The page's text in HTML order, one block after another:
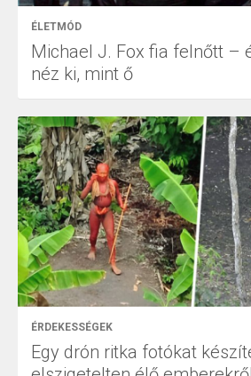
ÉLETMÓD
Michael J. Fox fia felnőtt –
néz ki, mint ő
ÉRDEKESSÉGEK
Egy drón ritka fotókat